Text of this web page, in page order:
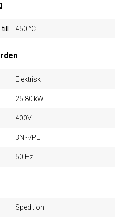
450 °C
Elektrisk
25,80 kW
400V
3N~/PE
50 Hz
Spedition